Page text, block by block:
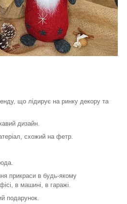
що лідирує на ринку декору та
дизайн.
схожий на фетр.
прикраси в будь-якому
в машині, в гаражі.
подарунок.